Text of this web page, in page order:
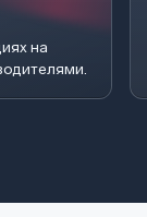
на